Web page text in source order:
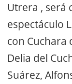
Utrera , será
espectáculo
con Cuchara
Delia del
Suárez,